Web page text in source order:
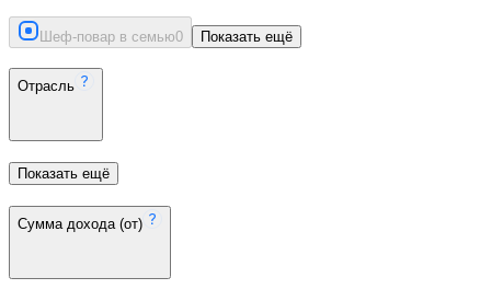
Шеф-повар в семью0 Показать ещё
Отрасль
Показать ещё
Сумма дохода (от)